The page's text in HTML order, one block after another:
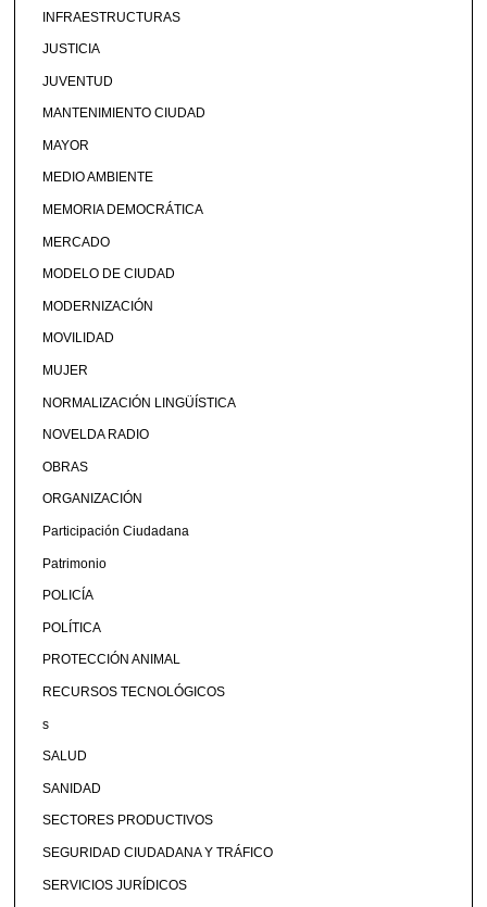
INFRAESTRUCTURAS
JUSTICIA
JUVENTUD
MANTENIMIENTO CIUDAD
MAYOR
MEDIO AMBIENTE
MEMORIA DEMOCRÁTICA
MERCADO
MODELO DE CIUDAD
MODERNIZACIÓN
MOVILIDAD
MUJER
NORMALIZACIÓN LINGÜÍSTICA
NOVELDA RADIO
OBRAS
ORGANIZACIÓN
Participación Ciudadana
Patrimonio
POLICÍA
POLÍTICA
PROTECCIÓN ANIMAL
RECURSOS TECNOLÓGICOS
s
SALUD
SANIDAD
SECTORES PRODUCTIVOS
SEGURIDAD CIUDADANA Y TRÁFICO
SERVICIOS JURÍDICOS